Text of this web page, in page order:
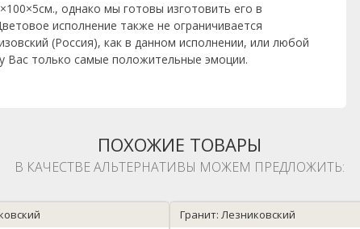
однако мы готовы изготовить его в
исполнение также не ограничивается
(Россия), как в данном исполнении, или любой
Вас только самые положительные эмоции.
ПОХОЖИЕ ТОВАРЫ
В КАЧЕСТВЕ АЛЬТЕРНАТИВЫ МОЖЕМ ПРЕДЛОЖИТЬ:
Гранит: Лезниковский